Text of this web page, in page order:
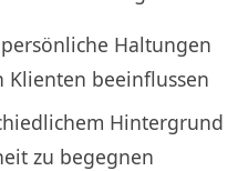
Haltungen
Klienten beeinflussen
Hintergrund
zu begegnen